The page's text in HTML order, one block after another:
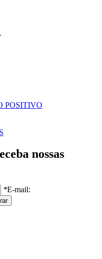
POSITIVO
nossas
*E-mail: